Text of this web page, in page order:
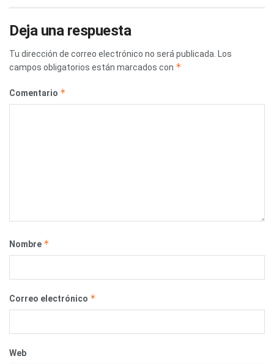
Deja una respuesta
Tu dirección de correo electrónico no será publicada.
Los
campos obligatorios están marcados con *
Comentario *
Nombre *
Correo electrónico *
Web